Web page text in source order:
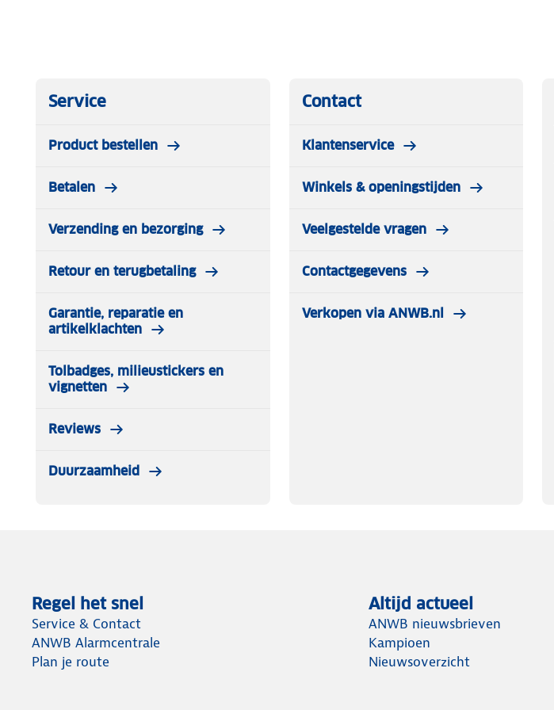
Stroomkabel: 150 cm
Ingebouwde koeling
Winter- & zomermodus
7-traps laadprogramma (incl. druppelladen)
Voor accu’s van 15AH–250AH
Niet geschikt voor lithium accu’s
Service
Product bestellen
Betalen
Verzending en bezorging
Retour en terugbetaling
Garantie, reparatie en
artikelklachten
Tolbadges, milieustickers en
vignetten
Reviews
Duurzaamheid
Contact
Klantenservice
Winkels & openingstijden
Veelgestelde vragen
Contactgegevens
Verkopen via ANWB.nl
Regel het snel
Service & Contact
ANWB Alarmcentrale
Plan je route
Altijd actueel
ANWB nieuwsbrieven
Kampioen
Nieuwsoverzicht